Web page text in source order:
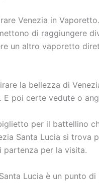
Venezia in
di raggiungere
un altro vaporetto
la bellezza di
poi certe vedute o
per il battellino
Santa Lucia si
partenza per la visita.
Lucia è un punto